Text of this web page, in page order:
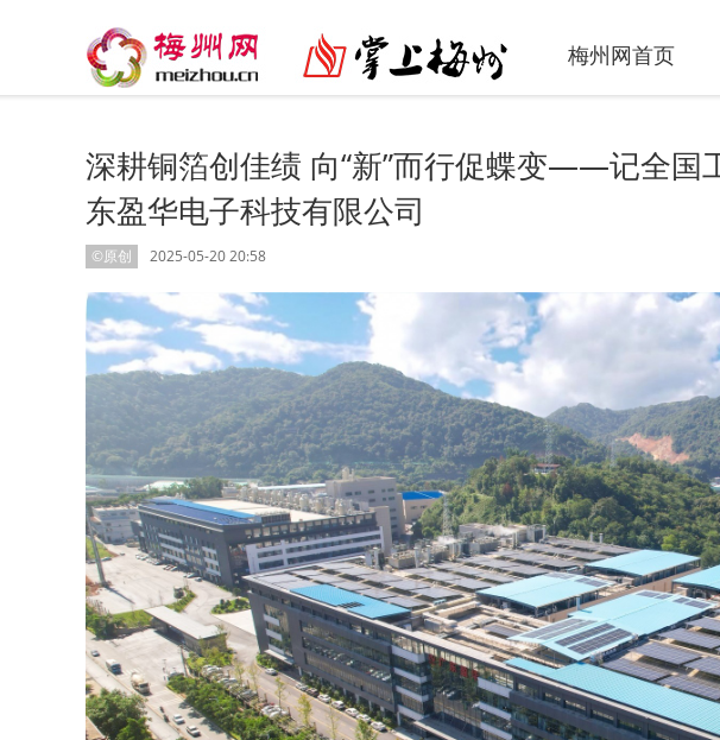
梅州网首页
深耕铜箔创佳绩 向“新”而行促蝶变——记全国
东盈华电子科技有限公司
©原创 2025-05-20 20:58